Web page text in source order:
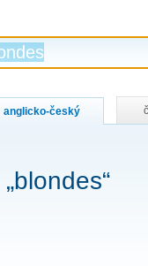
anglicko-český